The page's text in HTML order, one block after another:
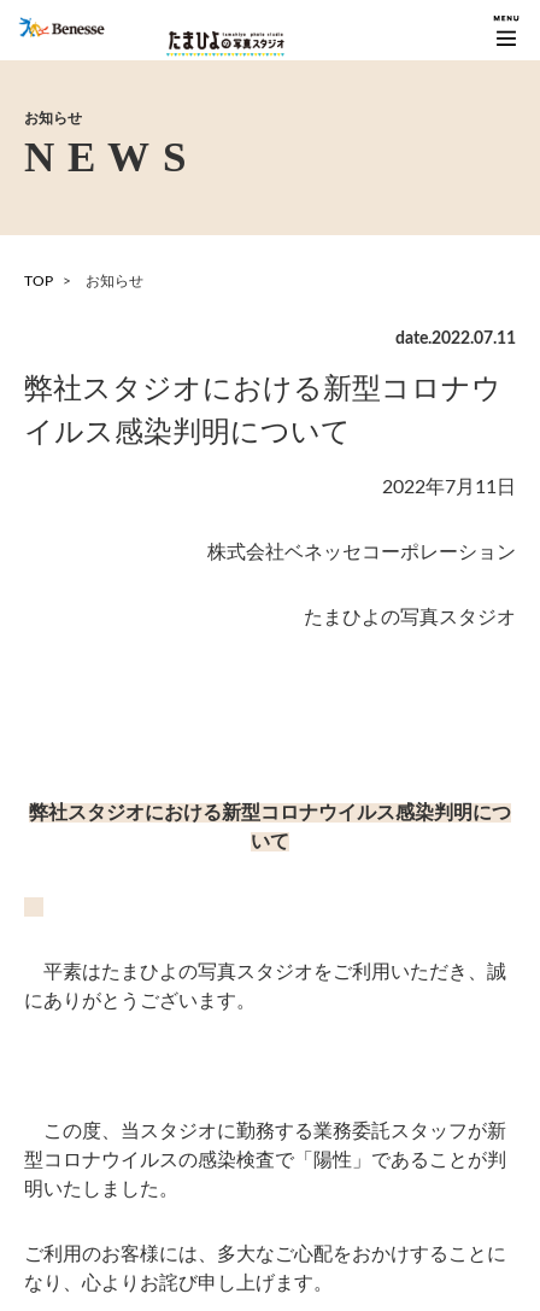
お知らせ
TOP お知らせ
date.2022.07.11
弊社スタジオにおける新型コロナウ
イルス感染判明について
2022年7月11日
株式会社ベネッセコーポレーション
たまひよの写真スタジオ
弊社スタジオにおける新型コロナウイルス感染判明につ
いて
平素はたまひよの写真スタジオをご利用いただき、誠
にありがとうございます。
この度、当スタジオに勤務する業務委託スタッフが新
型コロナウイルスの感染検査で「陽性」であることが判
明いたしました。
ご利用のお客様には、多大なご心配をおかけすることに
なり、心よりお詫び申し上げます。